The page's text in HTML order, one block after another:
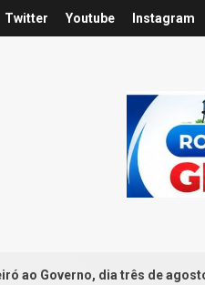
Twitter Youtube Instagram
dia três de agosto, na Unopar